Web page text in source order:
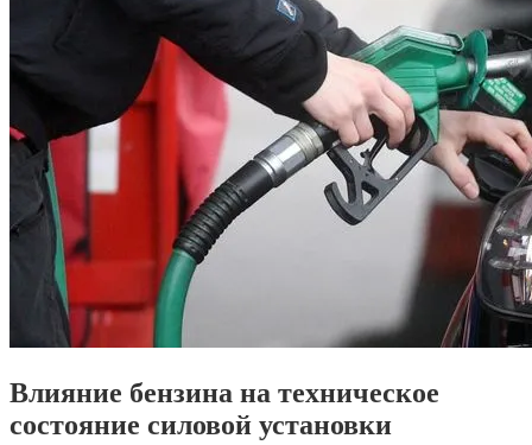
Влияние бензина на техническое
состояние силовой установки